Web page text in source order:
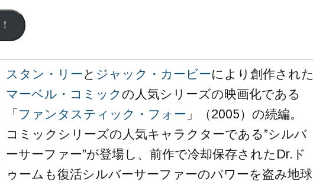
スタン・リーと ジャック・カービーにより創作された
マーベル・コミックの人気シリーズの映画化である
「 ファンタスティック・フォー 」（2005）の続編。
コミックシリーズの人気キャラクターである”シルバ
ーサーファー”が登場し、前作で冷却保存されたDr.ド
ゥームも復活シルバーサーファーのパワーを盗み地球